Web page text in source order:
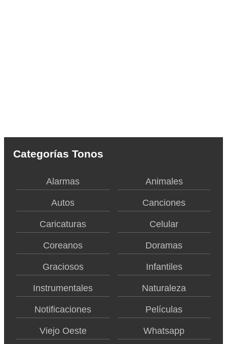
Categorías Tonos
Alarmas Animales
Autos Canciones
Caricaturas Celular
Coreanos Doramas
Graciosos Infantiles
Instrumentales Naturaleza
Notificaciones Películas
Viejo Oeste Whatsapp